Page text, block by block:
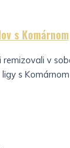
s Komárnom
remizovali v
s Komárnom